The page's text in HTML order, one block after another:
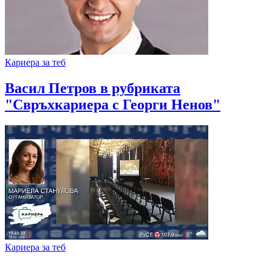
Кариера за теб
Васил Петров в рубриката
"Свръхкариера с Георги Ненов"
Кариера за теб